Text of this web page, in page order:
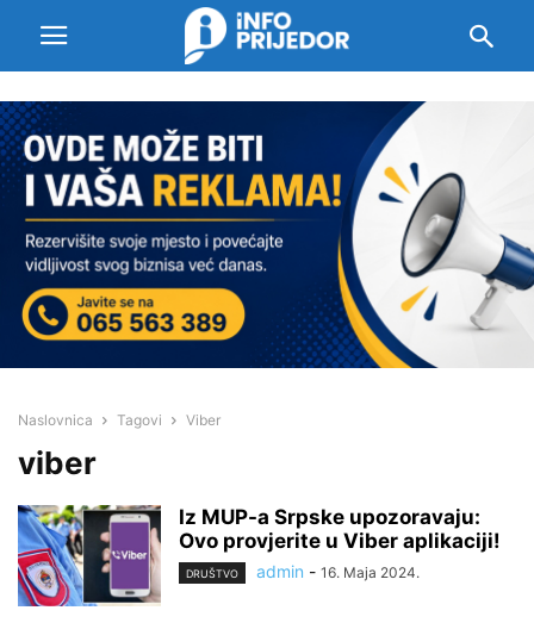
Naslovnica Tagovi Viber
viber
Iz MUP-a Srpske upozoravaju:
Ovo provjerite u Viber aplikaciji!
DRUŠTVO admin - 16. Maja 2024.